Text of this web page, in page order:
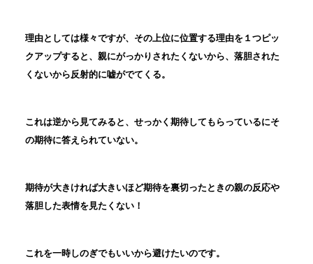
理由としては様々ですが、その上位に位置する理由を１つピッ
クアップすると、親にがっかりされたくないから、落胆された
くないから反射的に嘘がでてくる。
これは逆から見てみると、せっかく期待してもらっているにそ
の期待に答えられていない。
期待が大きければ大きいほど期待を裏切ったときの親の反応や
落胆した表情を見たくない！
これを一時しのぎでもいいから避けたいのです。